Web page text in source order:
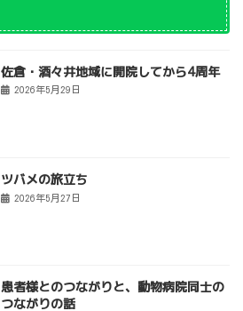
佐倉・酒々井地域に開院してから4周年
2026年5月29日
ツバメの旅立ち
2026年5月27日
患者様とのつながりと、動物病院同士の
つながりの話